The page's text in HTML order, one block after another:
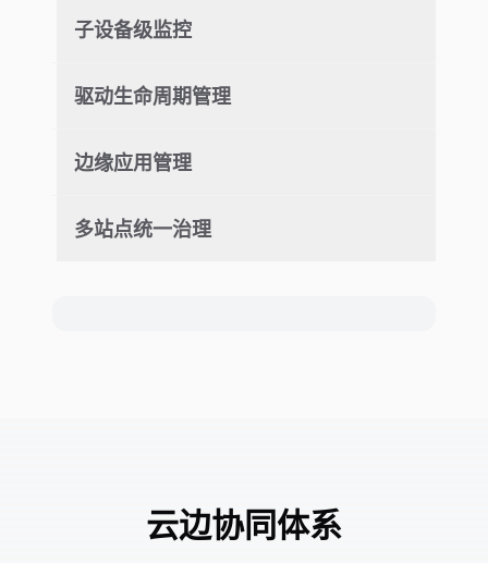
子设备级监控
驱动生命周期管理
边缘应用管理
多站点统一治理
云边协同体系